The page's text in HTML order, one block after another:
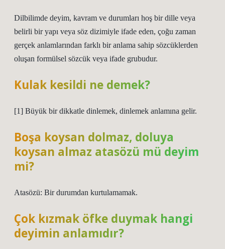
Dilbilimde deyim, kavram ve durumları hoş bir dille veya
belirli bir yapı veya söz dizimiyle ifade eden, çoğu zaman
gerçek anlamlarından farklı bir anlama sahip sözcüklerden
oluşan formülsel sözcük veya ifade grubudur.
Kulak kesildi ne demek?
[1] Büyük bir dikkatle dinlemek, dinlemek anlamına gelir.
Boşa koysan dolmaz, doluya
koysan almaz atasözü mü deyim
mi?
Atasözü: Bir durumdan kurtulamamak.
Çok kızmak öfke duymak hangi
deyimin anlamıdır?